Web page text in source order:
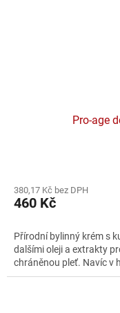
Pro-age
380,17 Kč bez DPH
460 Kč
Přírodní bylinný krém s
dalšími oleji a extrakty
chráněnou pleť. Navíc v